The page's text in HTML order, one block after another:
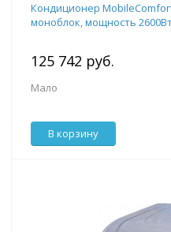
Кондиционер
моноблок, мощность
125 742 руб.
Мало
В корзину